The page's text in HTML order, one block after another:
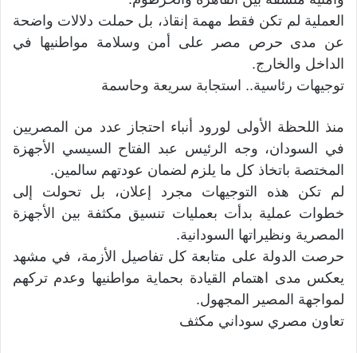
العملية لم تكن فقط مهمة إنقاذ، بل حملت دلالات واضحة
عن مدى حرص مصر على أمن وسلامة مواطنيها في
الداخل والخارج.
توجيهات رئاسية.. استجابة سريعة وحاسمة
منذ اللحظة الأولى لورود أنباء احتجاز عدد من المصريين
في السودان، وجه الرئيس عبد الفتاح السيسي الأجهزة
المختصة باتخاذ كل ما يلزم لضمان عودتهم سالمين.
لم تكن هذه التوجيهات مجرد إعلان، بل تحولت إلى
خطوات عملية بدأت بعمليات تنسيق مكثفة بين الأجهزة
المصرية ونظيراتها السودانية.
حرصت الدولة على متابعة كل تفاصيل الأزمة، في مشهد
يعكس مدى اهتمام القيادة بحماية مواطنيها وعدم تركهم
لمواجهة المصير المجهول.
تعاون مصري سوداني مكثف